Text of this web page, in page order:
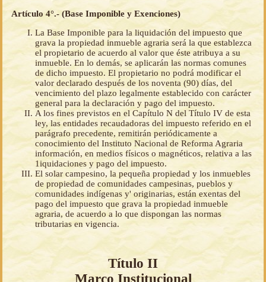
Artículo 4°.- (Base Imponible y Exenciones)
La Base Imponible para la liquidación del impuesto que
grava la propiedad inmueble agraria será la que establezca
el propietario de acuerdo al valor que éste atribuya a su
inmueble. En lo demás, se aplicarán las normas comunes
de dicho impuesto. El propietario no podrá modificar el
valor declarado después de los noventa (90) días, del
vencimiento del plazo legalmente establecido con carácter
general para la declaración y pago del impuesto.
A los fines previstos en el Capítulo N del Título IV de esta
ley, las entidades recaudadoras del impuesto referido en el
parágrafo precedente, remitirán periódicamente a
conocimiento del Instituto Nacional de Reforma Agraria
información, en medios físicos o magnéticos, relativa a las
1iquidaciones y pago del impuesto.
El solar campesino, la pequeña propiedad y los inmuebles
de propiedad de comunidades campesinas, pueblos y
comunidades indígenas y' originarias, están exentas del
pago del impuesto que grava la propiedad inmueble
agraria, de acuerdo a lo que dispongan las normas
tributarias en vigencia.
Título II
Marco Institucional